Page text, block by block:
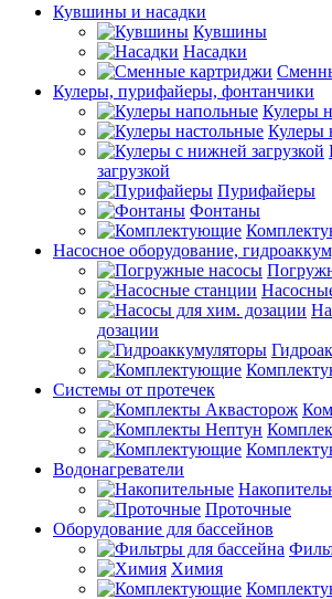
Кувшины и насадки
Кувшины
Насадки
Кулеры, пурифайеры, фонтанчики
Кулеры
Кулеры
загрузкой
Пурифайеры
Фонтаны
Насосное оборудование,
дозации
Системы от протечек
Водонагреватели
Проточные
Оборудование для бассейнов
Химия